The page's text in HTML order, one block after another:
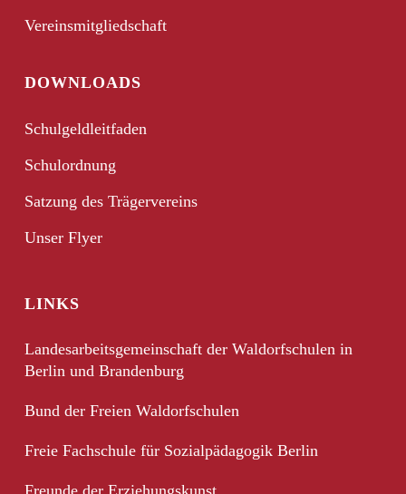
Vereinsmitgliedschaft
DOWNLOADS
Schulgeldleitfaden
Schulordnung
Satzung des Trägervereins
Unser Flyer
LINKS
Landesarbeitsgemeinschaft der Waldorfschulen in
Berlin und Brandenburg
Bund der Freien Waldorfschulen
Freie Fachschule für Sozialpädagogik Berlin